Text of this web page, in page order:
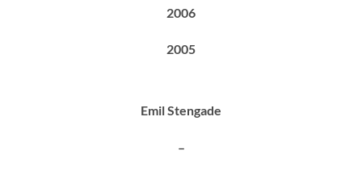
2006
2005
Emil Stengade
–